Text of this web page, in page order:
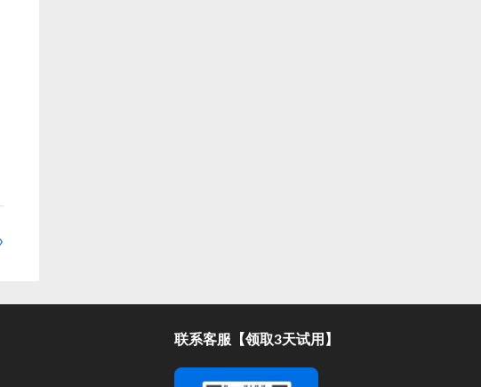
联系客服【领取3天试用】